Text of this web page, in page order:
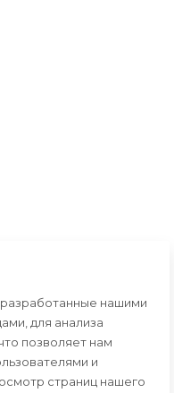
нашими
для анализа
позволяет нам
и
страниц нашего